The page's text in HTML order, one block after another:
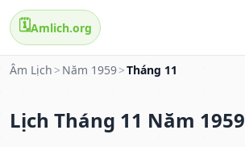
🗓️Amlich.org
Âm Lịch > Năm 1959>Tháng 11
Lịch Tháng 11 Năm 1959